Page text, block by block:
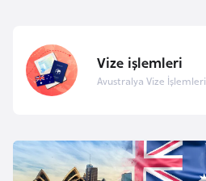
Vize işlemleri
Avustralya Vize İşlemleri
a
h
y
n